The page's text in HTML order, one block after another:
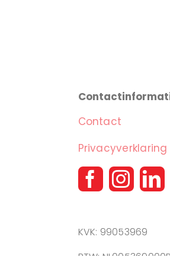
Contact
Privacyverklaring
KVK: 99053969